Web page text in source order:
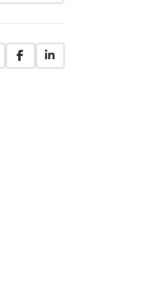
X / Twitter
Facebook
LinkedIn